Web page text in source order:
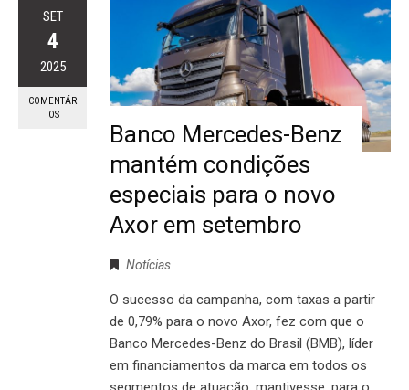
SET
4
2025
COMENTÁR
IOS
Banco Mercedes-Benz
mantém condições
especiais para o novo
Axor em setembro
Notícias
O sucesso da campanha, com taxas a partir
de 0,79% para o novo Axor, fez com que o
Banco Mercedes-Benz do Brasil (BMB), líder
em financiamentos da marca em todos os